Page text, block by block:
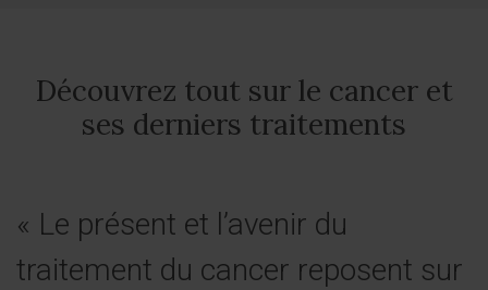
Découvrez tout sur le cancer et
ses derniers traitements
« Le présent et l’avenir du
traitement du cancer reposent sur